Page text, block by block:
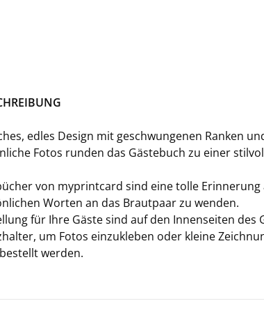
edles De­sign mit ge­schwun­ge­nen Ran­ken
Fotos run­den das Gäs­te­buch zu einer
von my­print­card sind eine tolle
Wor­ten an das Braut­paar zu wen­den.
für Ihre Gäste sind auf den In­nen­sei­ten
um Fotos ein­zu­kle­ben oder klei­ne
wer­den.